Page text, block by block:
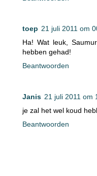
toep 21 juli 2011 om
Ha! Wat leuk,
hebben gehad!
Beantwoorden
Janis 21 juli 2011 om
je zal het wel koud
Beantwoorden